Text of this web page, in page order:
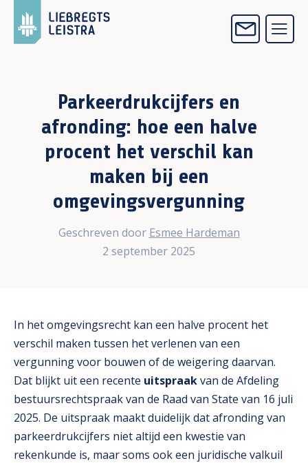
Parkeerdrukcijfers en
afronding: hoe een halve
procent het verschil kan
maken bij een
omgevingsvergunning
Geschreven door Esmee Hardeman
2 september 2025
In het omgevingsrecht kan een halve procent het
verschil maken tussen het verlenen van een
vergunning voor bouwen of de weigering daarvan.
Dat blijkt uit een recente uitspraakvan de Afdeling
bestuursrechtspraak van de Raad van State van 16 juli
2025. De uitspraak maakt duidelijk dat afronding van
parkeerdrukcijfers niet altijd een kwestie van
rekenkunde is, maar soms ook een juridische valkuil